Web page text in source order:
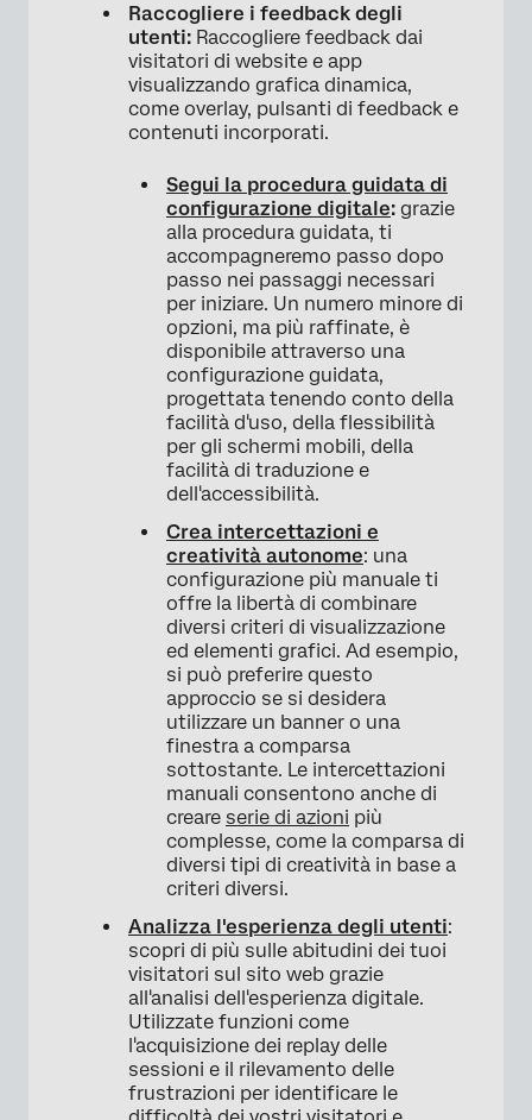
Raccogliere i feedback degli
utenti: Raccogliere feedback dai
visitatori di website e app
visualizzando grafica dinamica,
come overlay, pulsanti di feedback e
contenuti incorporati.
Segui la procedura guidata di
configurazione digitale: grazie
alla procedura guidata, ti
accompagneremo passo dopo
passo nei passaggi necessari
per iniziare. Un numero minore di
opzioni, ma più raffinate, è
disponibile attraverso una
configurazione guidata,
progettata tenendo conto della
facilità d'uso, della flessibilità
per gli schermi mobili, della
facilità di traduzione e
dell'accessibilità.
Crea intercettazioni e
creatività autonome: una
configurazione più manuale ti
offre la libertà di combinare
diversi criteri di visualizzazione
ed elementi grafici. Ad esempio,
si può preferire questo
approccio se si desidera
utilizzare un banner o una
finestra a comparsa
sottostante. Le intercettazioni
manuali consentono anche di
creare serie di azioni più
complesse, come la comparsa di
diversi tipi di creatività in base a
criteri diversi.
Analizza l'esperienza degli utenti:
scopri di più sulle abitudini dei tuoi
visitatori sul sito web grazie
all'analisi dell'esperienza digitale.
Utilizzate funzioni come
l'acquisizione dei replay delle
sessioni e il rilevamento delle
frustrazioni per identificare le